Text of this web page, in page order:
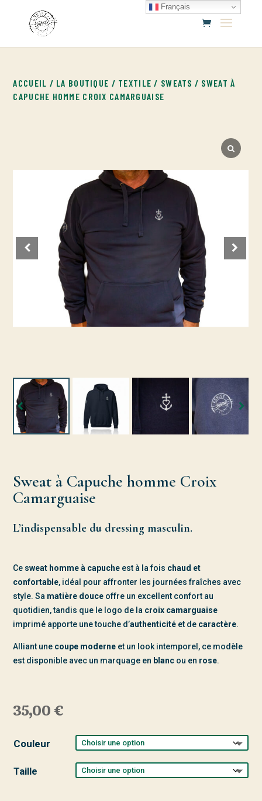
ACCUEIL / LA BOUTIQUE / TEXTILE / SWEATS / SWEAT À
CAPUCHE HOMME CROIX CAMARGUAISE
Sweat à Capuche homme Croix
Camarguaise
L’indispensable du dressing masculin.
Ce sweat homme à capuche est à la fois chaud et
confortable, idéal pour affronter les journées fraîches avec
style. Sa matière douce offre un excellent confort au
quotidien, tandis que le logo de la croix camarguaise
imprimé apporte une touche d’authenticité et de caractère.
Alliant une coupe moderne et un look intemporel, ce modèle
est disponible avec un marquage en blanc ou en rose.
35,00 €
Couleur
Taille
Français